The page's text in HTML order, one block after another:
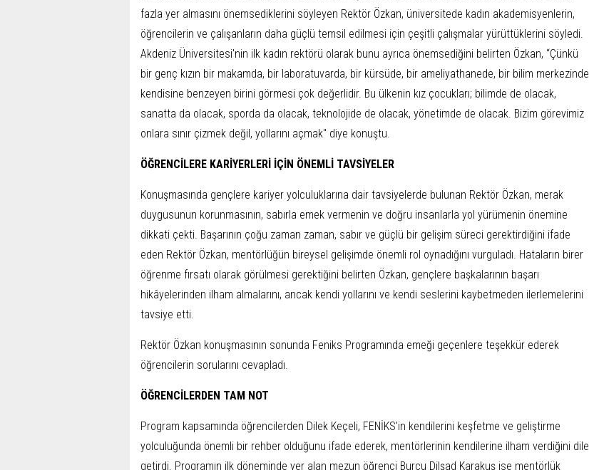
fazla yer almasını önemsediklerini söyleyen Rektör Özkan, üniversitede kadın akademisyenlerin,
öğrencilerin ve çalışanların daha güçlü temsil edilmesi için çeşitli çalışmalar yürüttüklerini söyledi.
Akdeniz Üniversitesi'nin ilk kadın rektörü olarak bunu ayrıca önemsediğini belirten Özkan, “Çünkü
bir genç kızın bir makamda, bir laboratuvarda, bir kürsüde, bir ameliyathanede, bir bilim merkezinde
kendisine benzeyen birini görmesi çok değerlidir. Bu ülkenin kız çocukları; bilimde de olacak,
sanatta da olacak, sporda da olacak, teknolojide de olacak, yönetimde de olacak. Bizim görevimiz
onlara sınır çizmek değil, yollarını açmak" diye konuştu.
ÖĞRENCİLERE KARİYERLERİ İÇİN ÖNEMLİ TAVSİYELER
Konuşmasında gençlere kariyer yolculuklarına dair tavsiyelerde bulunan Rektör Özkan, merak
duygusunun korunmasının, sabırla emek vermenin ve doğru insanlarla yol yürümenin önemine
dikkati çekti. Başarının çoğu zaman zaman, sabır ve güçlü bir gelişim süreci gerektirdiğini ifade
eden Rektör Özkan, mentörlüğün bireysel gelişimde önemli rol oynadığını vurguladı. Hataların birer
öğrenme fırsatı olarak görülmesi gerektiğini belirten Özkan, gençlere başkalarının başarı
hikâyelerinden ilham almalarını, ancak kendi yollarını ve kendi seslerini kaybetmeden ilerlemelerini
tavsiye etti.
Rektör Özkan konuşmasının sonunda Feniks Programında emeği geçenlere teşekkür ederek
öğrencilerin sorularını cevapladı.
ÖĞRENCİLERDEN TAM NOT
Program kapsamında öğrencilerden Dilek Keçeli, FENİKS'in kendilerini keşfetme ve geliştirme
yolculuğunda önemli bir rehber olduğunu ifade ederek, mentörlerinin kendilerine ilham verdiğini dile
getirdi. Programın ilk döneminde yer alan mezun öğrenci Burcu Dilşad Karakuş ise mentörlük